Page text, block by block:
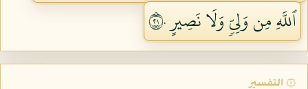
ٱللَّهِ مِن وَلِيّٖ وَلَا نَصِيرٍ ١٢٠
۞ التفسير